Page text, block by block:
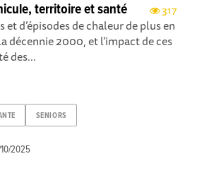
317
territoire et santé
d’épisodes de chaleur de plus en
décennie 2000, et l’impact de ces
des...
SENIORS
2025